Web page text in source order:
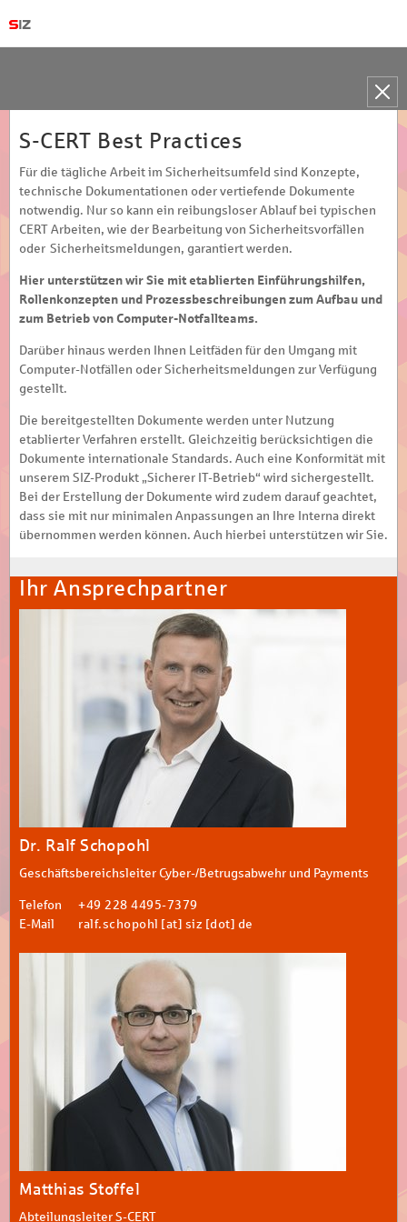
Toggle
S-CERT Best Practices
Für die tägliche Arbeit im Sicherheitsumfeld sind Konzepte,
technische Dokumentationen oder vertiefende Dokumente
notwendig. Nur so kann ein reibungsloser Ablauf bei typischen
CERT Arbeiten, wie der Bearbeitung von Sicherheitsvorfällen
oder Sicherheitsmeldungen, garantiert werden.
Hier unterstützen wir Sie mit etablierten Einführungshilfen,
Rollenkonzepten und Prozessbeschreibungen zum Aufbau und
zum Betrieb von Computer-Notfallteams.
Darüber hinaus werden Ihnen Leitfäden für den Umgang mit
Computer-Notfällen oder Sicherheitsmeldungen zur Verfügung
gestellt.
Die bereitgestellten Dokumente werden unter Nutzung
etablierter Verfahren erstellt. Gleichzeitig berücksichtigen die
Dokumente internationale Standards. Auch eine Konformität mit
unserem SIZ-Produkt „Sicherer IT-Betrieb“ wird sichergestellt.
Bei der Erstellung der Dokumente wird zudem darauf geachtet,
dass sie mit nur minimalen Anpassungen an Ihre Interna direkt
übernommen werden können. Auch hierbei unterstützen wir Sie.
Ihr Ansprechpartner
Dr. Ralf Schopohl
Geschäftsbereichsleiter Cyber-/Betrugsabwehr und Payments
Telefon
+49 228 4495-7379
E-Mail
ralf.schopohl [at] siz [dot] de
Matthias Stoffel
Abteilungsleiter S-CERT